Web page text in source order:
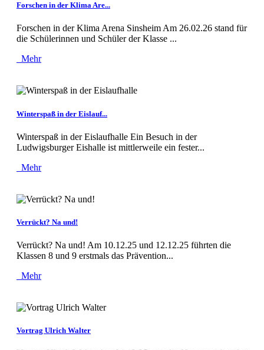
Forschen in der Klima Are...
Forschen in der Klima Arena Sinsheim Am 26.02.26 stand für
die Schülerinnen und Schüler der Klasse ...
Mehr
Winterspaß in der Eislauf...
Winterspaß in der Eislaufhalle Ein Besuch in der
Ludwigsburger Eishalle ist mittlerweile ein fester...
Mehr
Verrückt? Na und!
Verrückt? Na und! Am 10.12.25 und 12.12.25 führten die
Klassen 8 und 9 erstmals das Prävention...
Mehr
Vortrag Ulrich Walter